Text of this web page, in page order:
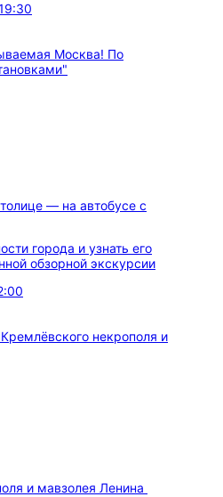
— на автобусе с
города и узнать его
обзорной экскурсии
и мавзолея Ленина